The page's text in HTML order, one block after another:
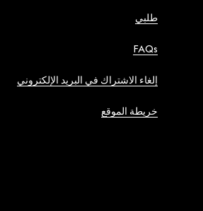
طلبي
FAQs
إلغاء الاشتراك في البريد الإلكتروني
خريطة الموقع